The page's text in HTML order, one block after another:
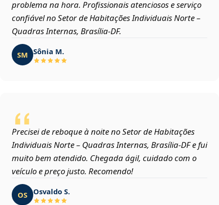
problema na hora. Profissionais atenciosos e serviço
confiável no Setor de Habitações Individuais Norte –
Quadras Internas, Brasília‑DF.
SM Sônia M.
Precisei de reboque à noite no Setor de Habitações
Individuais Norte – Quadras Internas, Brasília‑DF e fui
muito bem atendido. Chegada ágil, cuidado com o
veículo e preço justo. Recomendo!
OS Osvaldo S.